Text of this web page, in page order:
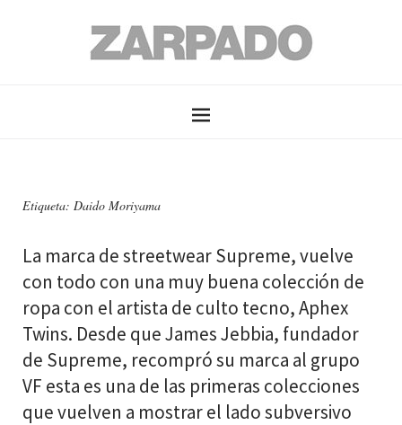
Etiqueta: Daido Moriyama
La marca de streetwear Supreme, vuelve
con todo con una muy buena colección de
ropa con el artista de culto tecno, Aphex
Twins. Desde que James Jebbia, fundador
de Supreme, recompró su marca al grupo
VF esta es una de las primeras colecciones
que vuelven a mostrar el lado subversivo